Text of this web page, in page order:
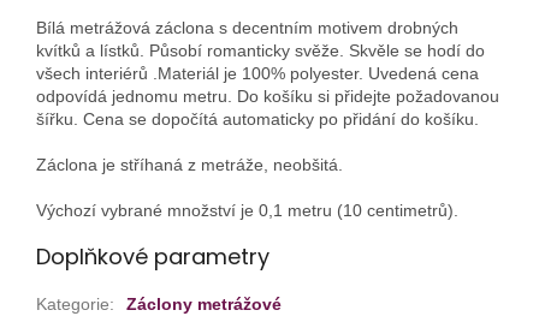
Bílá metrážová záclona s decentním motivem drobných
kvítků a lístků. Působí romanticky svěže. Skvěle se hodí do
všech interiérů .Materiál je 100% polyester. Uvedená cena
odpovídá jednomu metru. Do košíku si přidejte požadovanou
šířku. Cena se dopočítá automaticky po přidání do košíku.
Záclona je stříhaná z metráže, neobšitá.
Výchozí vybrané množství je 0,1 metru (10 centimetrů).
Doplňkové parametry
Kategorie:
Záclony metrážové